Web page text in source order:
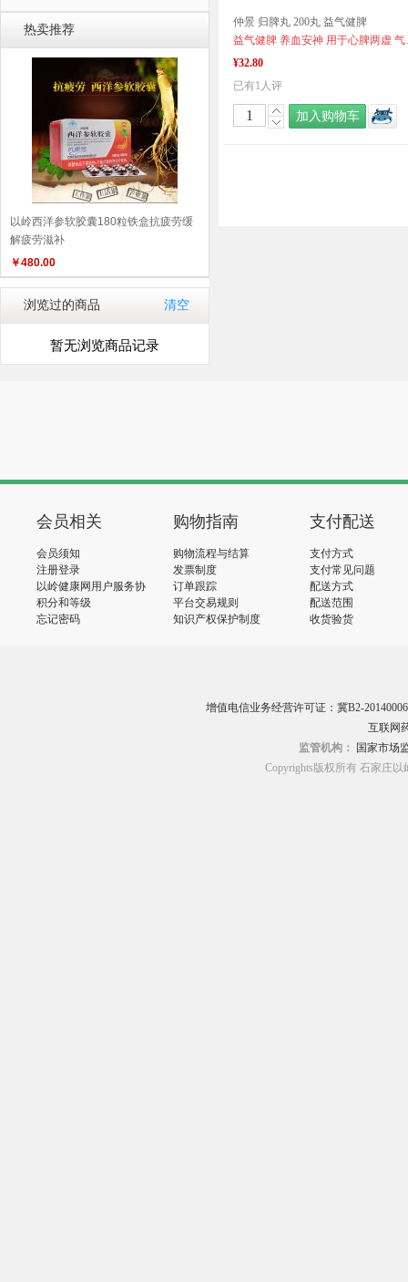
热卖推荐
以岭西洋参软胶囊180粒铁盒抗疲劳缓
解疲劳滋补
￥480.00
浏览过的商品 清空
暂无浏览商品记录
仲景 归脾丸 200丸 益气健脾
益气健脾
¥32.80
已有1人评
加入购物车
会员相关
会员须知
注册登录
以岭健康网用户服务协
议
积分和等级
忘记密码
购物指南
购物流程与结算
发票制度
订单跟踪
平台交易规则
知识产权保护制度
支付配送
支付方式
支付常见问题
配送方式
配送范围
收货验货
增值电信业务经营许可证：冀B2-20140006
互联网
监管机构：
国家市场
Copyrights版权所有 石家庄